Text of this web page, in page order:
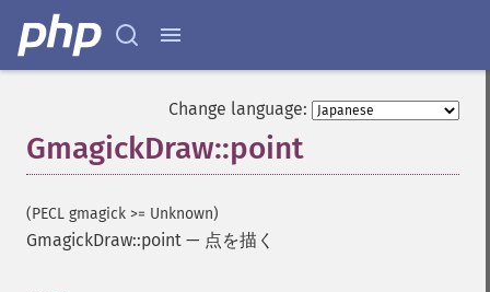
Change language:
GmagickDraw::point
(PECL gmagick >= Unknown)
GmagickDraw::point — 点を描く